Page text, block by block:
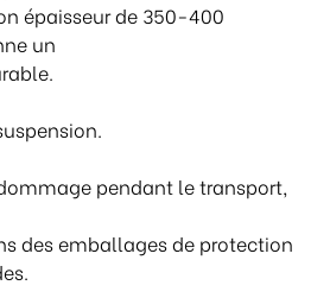
épaisseur de 350-400
un
pendant le transport,
des emballages de protection